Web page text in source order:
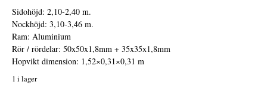
Sidohöjd: 2,10-2,40 m.
Nockhöjd: 3,10-3,46 m.
Ram: Aluminium
Rör / rördelar: 50x50x1,8mm + 35x35x1,8mm
Hopvikt dimension: 1,52×0,31×0,31 m
1 i lager